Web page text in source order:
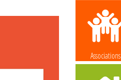
Associations